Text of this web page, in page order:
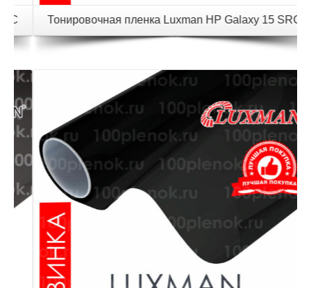
Тонировочная пленка Luxman HP Galaxy 15 SRC
Детали